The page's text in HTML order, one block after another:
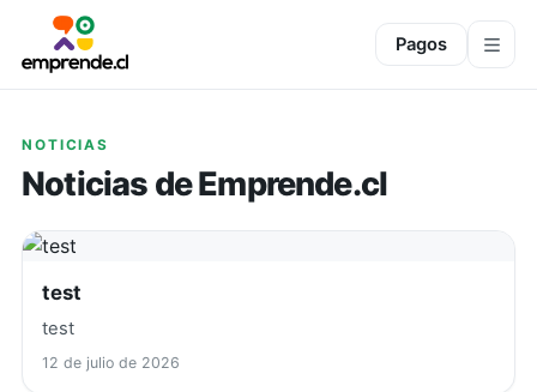
Pagos
NOTICIAS
Noticias de Emprende.cl
test
test
12 de julio de 2026